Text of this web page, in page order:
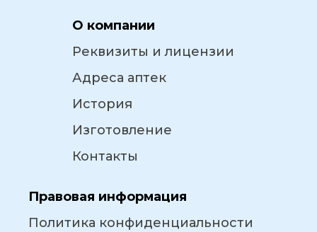
О компании
Реквизиты и лицензии
Адреса аптек
История
Изготовление
Контакты
Правовая информация
Политика конфиденциальности